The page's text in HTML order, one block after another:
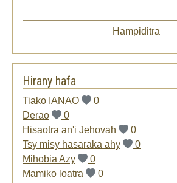
Hampiditra
Hirany hafa
Tiako IANAO
0
Derao
0
Hisaotra an'i Jehovah
0
Tsy misy hasaraka ahy
0
Mihobia Azy
0
Mamiko loatra
0